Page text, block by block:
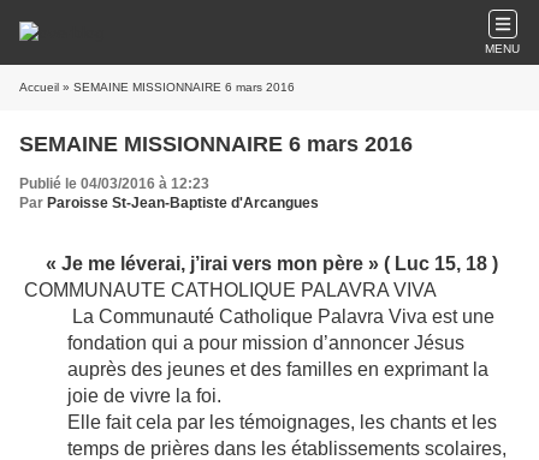
MENU
Accueil » SEMAINE MISSIONNAIRE 6 mars 2016
SEMAINE MISSIONNAIRE 6 mars 2016
Publié le 04/03/2016 à 12:23
Par Paroisse St-Jean-Baptiste d'Arcangues
« Je me léverai, j’irai vers mon père » ( Luc 15, 18 )
COMMUNAUTE CATHOLIQUE PALAVRA VIVA
La Communauté Catholique Palavra Viva est une
fondation qui a pour mission d’annoncer Jésus
auprès des jeunes et des familles en exprimant la
joie de vivre la foi.
Elle fait cela par les témoignages, les chants et les
temps de prières dans les établissements scolaires,